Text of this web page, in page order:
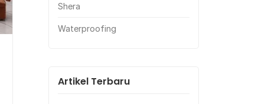
Shera
Waterproofing
Artikel Terbaru